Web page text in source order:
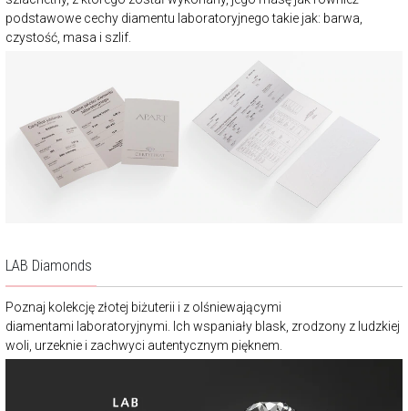
podstawowe cechy diamentu laboratoryjnego takie jak: barwa,
czystość, masa i szlif.
LAB Diamonds
Poznaj kolekcję złotej biżuterii i z olśniewającymi
diamentami laboratoryjnymi. Ich wspaniały blask, zrodzony z ludzkiej
woli, urzeknie i zachwyci autentycznym pięknem.